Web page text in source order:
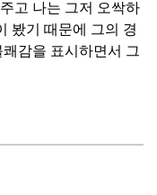
고 나는 그저 오싹하
봤기 때문에 그의 경
감을 표시하면서 그